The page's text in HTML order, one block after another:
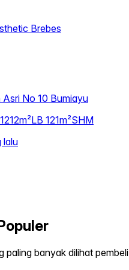
Brebes
Asri No 10 Bumiayu
LB 121m²SHM
lalu
paling banyak dilihat pembeli